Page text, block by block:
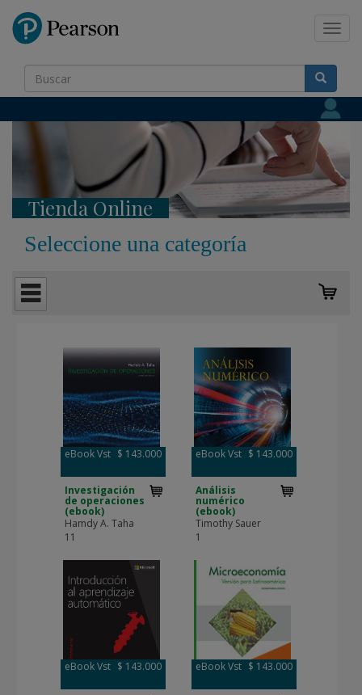
Tienda Online
Seleccione una categoría
eBook Vst $ 143.000
Investigación
de operaciones
(ebook)
Hamdy A. Taha
11
eBook Vst $ 143.000
Análisis
numérico
(ebook)
Timothy Sauer
1
eBook Vst $ 143.000 eBook Vst $ 143.000